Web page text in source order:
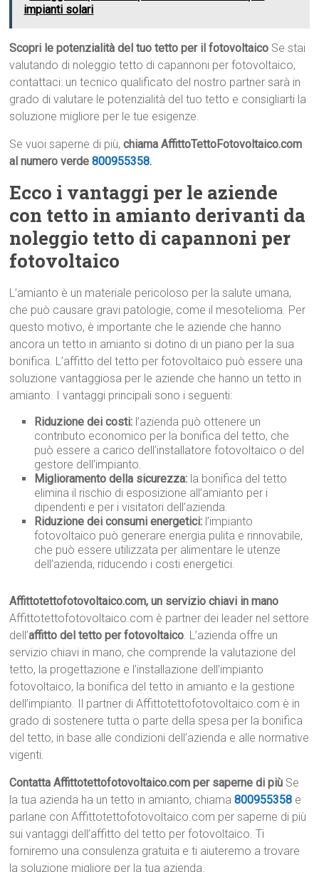
impianti solari
Scopri le potenzialità del tuo tetto per il fotovoltaico Se stai
valutando di noleggio tetto di capannoni per fotovoltaico,
contattaci: un tecnico qualificato del nostro partner sarà in
grado di valutare le potenzialità del tuo tetto e consigliarti la
soluzione migliore per le tue esigenze.
Se vuoi saperne di più,chiama AffittoTettoFotovoltaico.com
al numero verde800955358.
Ecco i vantaggi per le aziende
con tetto in amianto derivanti da
noleggio tetto di capannoni per
fotovoltaico
L’amianto è un materiale pericoloso per la salute umana,
che può causare gravi patologie, come il mesotelioma. Per
questo motivo, è importante che le aziende che hanno
ancora un tetto in amianto si dotino di un piano per la sua
bonifica. L’affitto del tetto per fotovoltaico può essere una
soluzione vantaggiosa per le aziende che hanno un tetto in
amianto. I vantaggi principali sono i seguenti:
Riduzione dei costi: l’azienda può ottenere un
contributo economico per la bonifica del tetto, che
può essere a carico dell’installatore fotovoltaico o del
gestore dell’impianto.
Miglioramento della sicurezza: la bonifica del tetto
elimina il rischio di esposizione all’amianto per i
dipendenti e per i visitatori dell’azienda.
Riduzione dei consumi energetici: l’impianto
fotovoltaico può generare energia pulita e rinnovabile,
che può essere utilizzata per alimentare le utenze
dell’azienda, riducendo i costi energetici.
Affittotettofotovoltaico.com, un servizio chiavi in mano
Affittotettofotovoltaico.com è partner dei leader nel settore
dell’affitto del tetto per fotovoltaico. L’azienda offre un
servizio chiavi in mano, che comprende la valutazione del
tetto, la progettazione e l’installazione dell’impianto
fotovoltaico, la bonifica del tetto in amianto e la gestione
dell’impianto. Il partner di Affittotettofotovoltaico.com è in
grado di sostenere tutta o parte della spesa per la bonifica
del tetto, in base alle condizioni dell’azienda e alle normative
vigenti.
Contatta Affittotettofotovoltaico.com per saperne di più Se
la tua azienda ha un tetto in amianto, chiama800955358 e
parlane con Affittotettofotovoltaico.com per saperne di più
sui vantaggi dell’affitto del tetto per fotovoltaico. Ti
forniremo una consulenza gratuita e ti aiuteremo a trovare
la soluzione migliore per la tua azienda.